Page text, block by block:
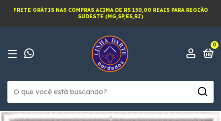
FRETE GRÁTIS NAS COMPRAS ACIMA DE R$ 150,00 REAIS PARA REGIÃO
SUDESTE (MG,SP,ES,RJ)
0